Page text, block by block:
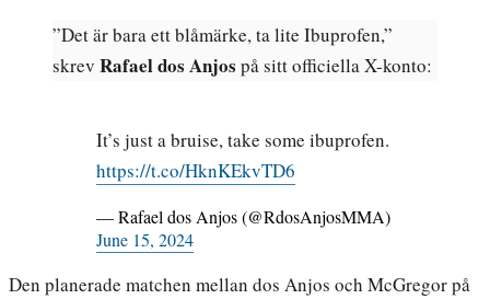
”Det är bara ett blåmärke, ta lite Ibuprofen,”
skrev Rafael dos Anjos på sitt officiella X-konto:
It’s just a bruise, take some ibuprofen.
https://t.co/HknKEkvTD6
— Rafael dos Anjos (@RdosAnjosMMA)
June 15, 2024
Den planerade matchen mellan dos Anjos och McGregor på